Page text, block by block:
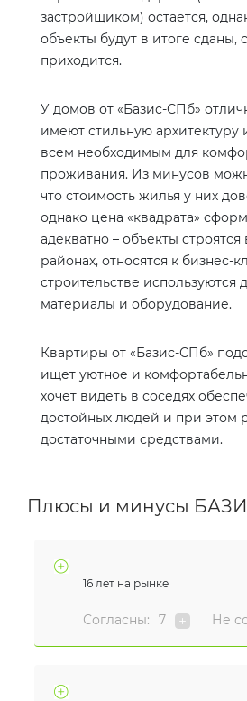
застройщиком) остается,
объекты будут в итоге сданы,
приходится.
У домов от «Базис-СПб»
имеют стильную архитектуру
всем необходимым для
проживания. Из минусов
что стоимость жилья у них
однако цена «квадрата»
адекватно – объекты
районах, относятся к бизнес-
строительстве используются
материалы и оборудование.
Квартиры от «Базис-СПб»
ищет уютное и
хочет видеть в соседях
достойных людей и при этом
достаточными средствами.
Плюсы и минусы
16 лет на рынке
Согласны: 7 Не